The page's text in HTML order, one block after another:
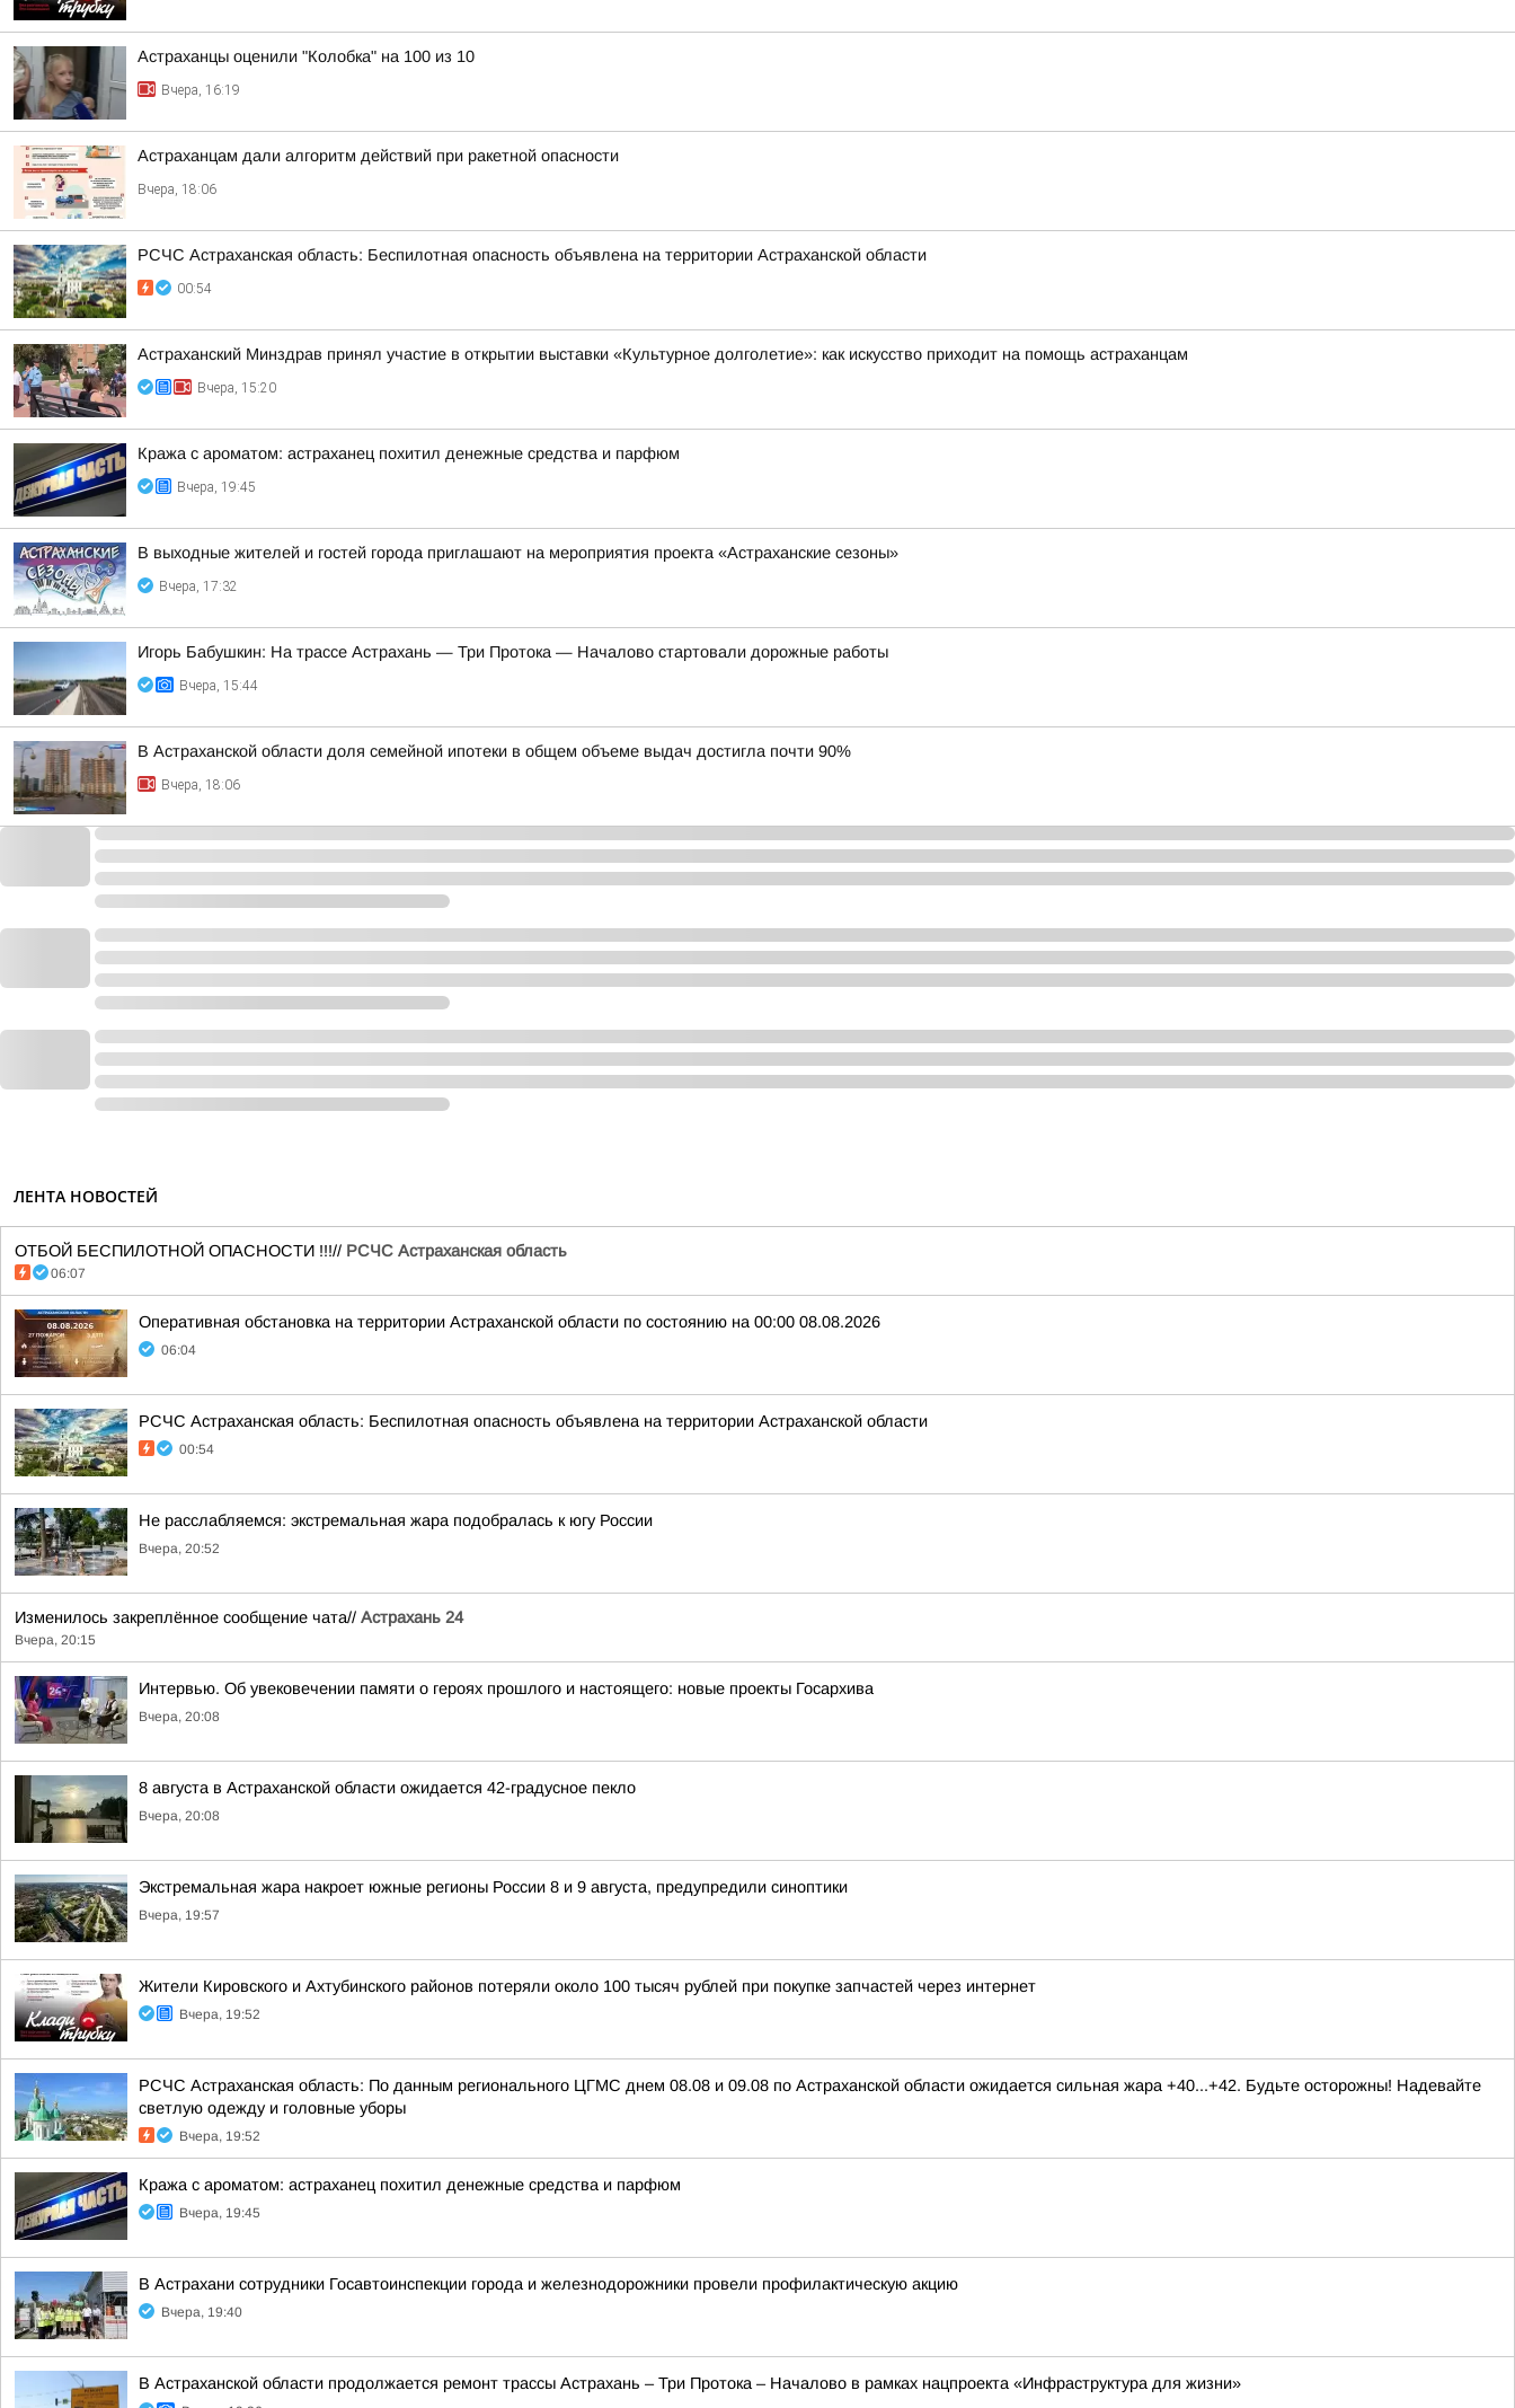
Астраханцы оценили "Колобка" на 100 из 10
Вчера, 16:19
Астраханцам дали алгоритм действий при ракетной опасности
Вчера, 18:06
РСЧС Астраханская область: Беспилотная опасность объявлена на территории Астраханской области
00:54
Астраханский Минздрав принял участие в открытии выставки «Культурное долголетие»: как искусство приходит на помощь астраханцам
Вчера, 15:20
Кража с ароматом: астраханец похитил денежные средства и парфюм
Вчера, 19:45
В выходные жителей и гостей города приглашают на мероприятия проекта «Астраханские сезоны»
Вчера, 17:32
Игорь Бабушкин: На трассе Астрахань — Три Протока — Началово стартовали дорожные работы
Вчера, 15:44
В Астраханской области доля семейной ипотеки в общем объеме выдач достигла почти 90%
Вчера, 18:06
ЛЕНТА НОВОСТЕЙ
ОТБОЙ БЕСПИЛОТНОЙ ОПАСНОСТИ !!!// РСЧС Астраханская область
06:07
Оперативная обстановка на территории Астраханской области по состоянию на 00:00 08.08.2026
06:04
РСЧС Астраханская область: Беспилотная опасность объявлена на территории Астраханской области
00:54
Не расслабляемся: экстремальная жара подобралась к югу России
Вчера, 20:52
Изменилось закреплённое сообщение чата// Астрахань 24
Вчера, 20:15
Интервью. Об увековечении памяти о героях прошлого и настоящего: новые проекты Госархива
Вчера, 20:08
8 августа в Астраханской области ожидается 42-градусное пекло
Вчера, 20:08
Экстремальная жара накроет южные регионы России 8 и 9 августа, предупредили синоптики
Вчера, 19:57
Жители Кировского и Ахтубинского районов потеряли около 100 тысяч рублей при покупке запчастей через интернет
Вчера, 19:52
РСЧС Астраханская область: По данным регионального ЦГМС днем 08.08 и 09.08 по Астраханской области ожидается сильная жара +40...+42. Будьте осторожны! Надевайте
светлую одежду и головные уборы
Вчера, 19:52
Кража с ароматом: астраханец похитил денежные средства и парфюм
Вчера, 19:45
В Астрахани сотрудники Госавтоинспекции города и железнодорожники провели профилактическую акцию
Вчера, 19:40
В Астраханской области продолжается ремонт трассы Астрахань – Три Протока – Началово в рамках нацпроекта «Инфраструктура для жизни»